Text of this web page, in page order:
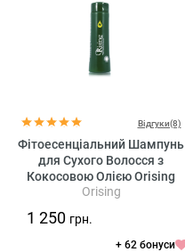
Відгуки(8)
Фітоесенціальний Шампунь
для Сухого Волосся з
Кокосовою Олією Orising
Cocco Shampoo
Orising
1 250 грн.
+ 62 бонуси